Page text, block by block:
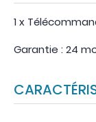
1 x
Garantie : 24